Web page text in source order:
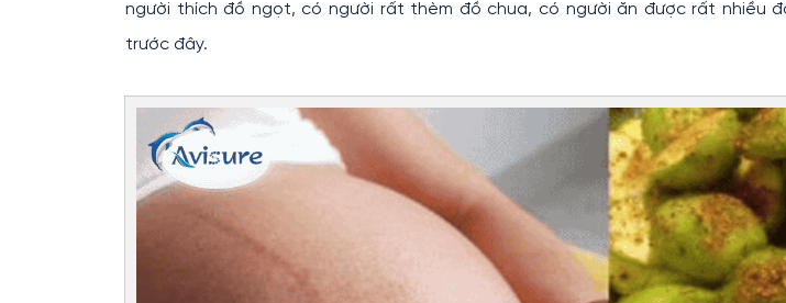
người thích đồ ngọt, có người rất thèm đồ chua, có người ăn được rất nhiều
trước đây.